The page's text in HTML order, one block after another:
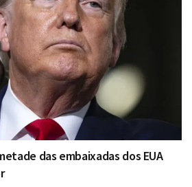
das embaixadas dos EUA